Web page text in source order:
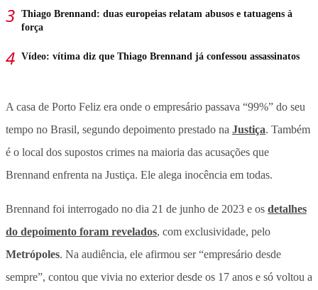
Thiago Brennand: duas europeias relatam abusos e tatuagens à
força
Vídeo: vítima diz que Thiago Brennand já confessou assassinatos
A casa de Porto Feliz era onde o empresário passava “99%” do seu
tempo no Brasil, segundo depoimento prestado na Justiça. Também
é o local dos supostos crimes na maioria das acusações que
Brennand enfrenta na Justiça. Ele alega inocência em todas.
Brennand foi interrogado no dia 21 de junho de 2023 e os detalhes
do depoimento foram revelados, com exclusividade, pelo
Metrópoles. Na audiência, ele afirmou ser “empresário desde
sempre”, contou que vivia no exterior desde os 17 anos e só voltou a